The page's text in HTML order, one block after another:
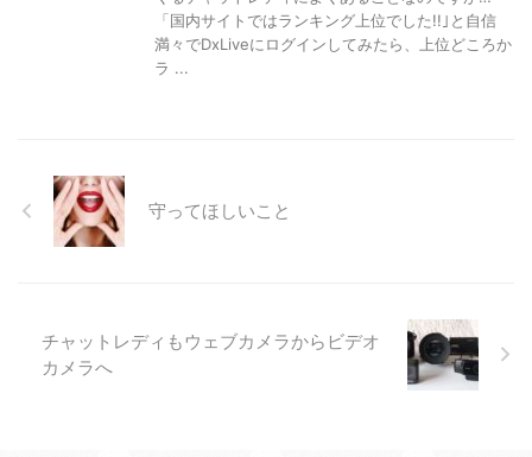
「国内サイトではランキング上位でした!!｣と自信
満々でDxLiveにログインしてみたら、上位どころか
ラ ...
守ってほしいこと
チャットレディもウェブカメラからビデオ
カメラへ